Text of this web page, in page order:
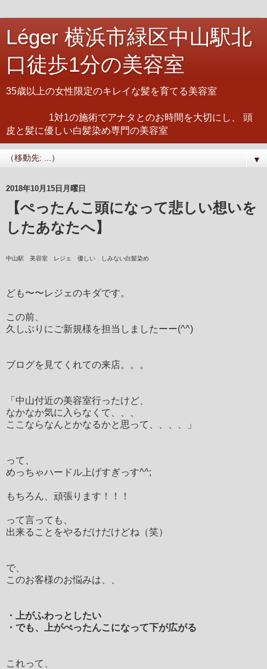
Léger 横浜市緑区中山駅北
口徒歩1分の美容室
35歳以上の女性限定のキレイな髪を育てる美容室
1対1の施術でアナタとのお時間を大切にし、 頭
皮と髪に優しい白髪染め専門の美容室
▼
2018年10月15日月曜日
【ぺったんこ頭になって悲しい想いを
したあなたへ】
中山駅 美容室 レジェ 優しい しみない白髪染め
ども〜〜レジェのキダです。
この前、
久しぶりにご新規様を担当しましたーー(^^)
ブログを見てくれての来店。。。
「中山付近の美容室行ったけど、
なかなか気に入らなくて、、、
ここならなんとかなるかと思って、、、、」
って、
めっちゃハードル上げすぎっす^^;
もちろん、頑張ります！！！
って言っても、
出来ることをやるだけだけどね（笑）
で、
このお客様のお悩みは、、
・上がふわっとしたい
・でも、上がぺったんこになって下が広がる
これって、